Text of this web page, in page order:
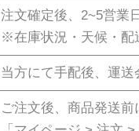
注文確定後、2~5営業
※在庫状況・天候・配
当方にて手配後、運送
ご注文後、商品発送前